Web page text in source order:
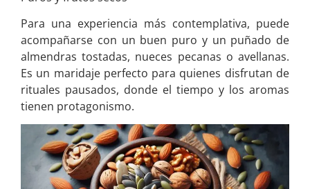
Para una experiencia más contemplativa, puede
acompañarse con un buen puro y un puñado de
almendras tostadas, nueces pecanas o avellanas.
Es un maridaje perfecto para quienes disfrutan de
rituales pausados, donde el tiempo y los aromas
tienen protagonismo.